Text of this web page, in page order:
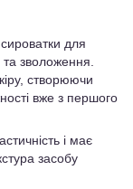
для
зволоження.
створюючи
вже з першого
і має
засобу